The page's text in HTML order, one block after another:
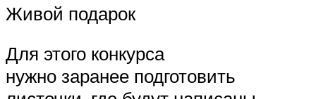
Живой подарок
Для этого конкурса
нужно заранее подготовить